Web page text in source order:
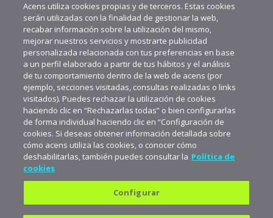
Política de privacidad
Acens utiliza cookies propias y de terceros. Estas cookies
serán utilizadas con la finalidad de gestionar la web,
recabar información sobre la utilización del mismo,
mejorar nuestros servicios y mostrarte publicidad
personalizada relacionada con tus preferencias en base
a un perfil elaborado a partir de tus hábitos y el análisis
de tu comportamiento dentro de la web de acens (por
ejemplo, secciones visitadas, consultas realizadas o links
visitados). Puedes rechazar la utilización de cookies
haciendo clic en “Rechazarlas todas” o bien configurarlas
de forma individual haciendo clic en “Configuración de
cookies. Si deseas obtener información detallada sobre
cómo acens utiliza las cookies, o conocer cómo
deshabilitarlas, también puedes consultar la Política de
cookies
Configurar